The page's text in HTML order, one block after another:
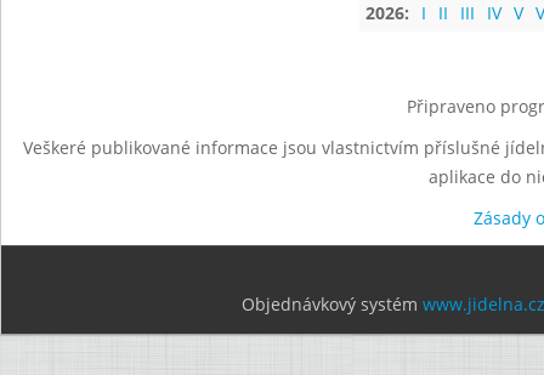
2026:
I II III IV V
Připraveno
Veškeré publikované informace jsou vlastnictvím příslušné
aplikace do
Zásady
Objednávkový systém www.jidelna.cz